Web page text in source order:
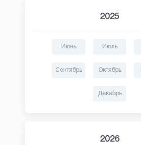
2025
Июнь Июль
Сентябрь Октябрь
Декабрь
2026